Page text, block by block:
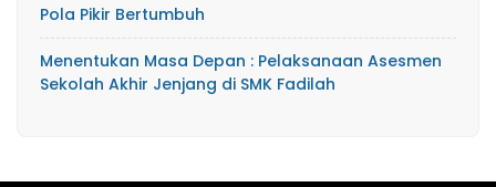
Pola Pikir Bertumbuh
Menentukan Masa Depan : Pelaksanaan Asesmen
Sekolah Akhir Jenjang di SMK Fadilah